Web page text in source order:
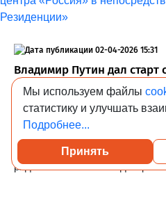
Владимир Путин дал старт
центра «Россия» в
«АУРУС Резиденции»
В локации Сити-2
масштаба. Подтверждением
старт строительства
рядом с «АУРУС Резиденции».
02-04-2026 15:31
Мы используем файлы
статистику и улучшать
Подробнее...
Принять